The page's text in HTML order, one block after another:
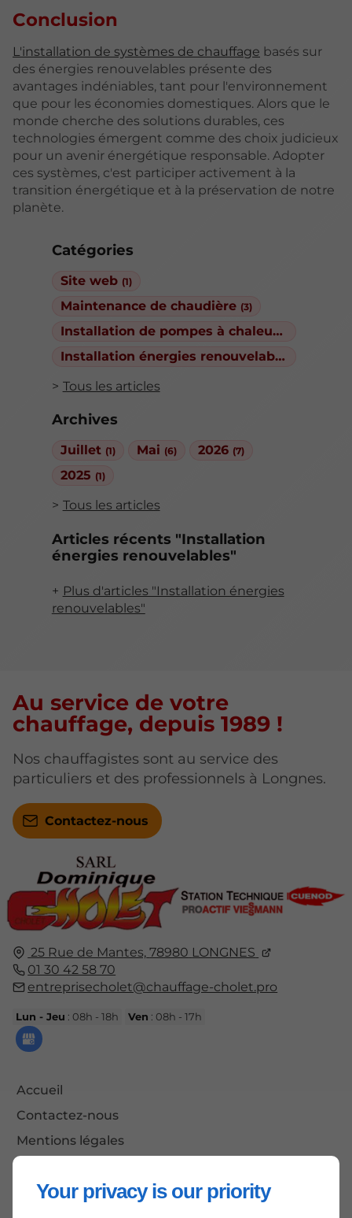
Your privacy is our priority
Catégories
Site web (1)
Maintenance de chaudière (3)
Installation de pompes à chaleur(3)
Installation énergies renouvelables
Tous les articles
Archives
Juillet (1) Mai (6) 2026 (7)
2025 (1)
Tous les articles
Articles récents "Installation
énergies renouvelables"
Plus d'articles "Installation énergies
renouvelables"
Conclusion
L'installation de systèmes de chauffage basés sur
des énergies renouvelables présente des
avantages indéniables, tant pour l'environnement
que pour les économies domestiques. Alors que le
monde cherche des solutions durables, ces
technologies émergent comme des choix judicieux
pour un avenir énergétique responsable. Adopter
ces systèmes, c'est participer activement à la
transition énergétique et à la préservation de notre
planète.
25 Rue de Mantes, 78980 LONGNES
01 30 42 58 70
entreprisecholet@chauffage-cholet.pro
Lun - Jeu : 08h - 18h Ven : 08h - 17h
Accueil
Contactez-nous
Mentions légales
Au service de votre
chauffage, depuis 1989 !
Nos chauffagistes sont au service des
particuliers et des professionnels à Longnes.
Contactez-nous